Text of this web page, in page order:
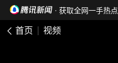
· 获取全网一手热点
首页 视频